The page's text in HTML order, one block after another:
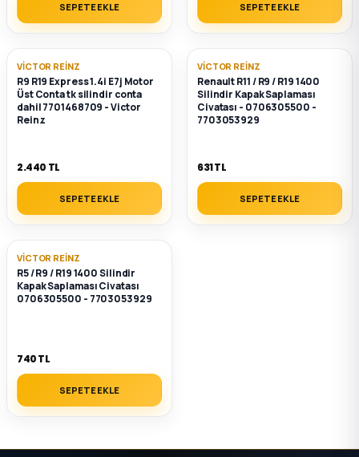
SEPETE EKLE SEPETE EKLE
VICTOR REINZ
R9 R19 Express 1.4i E7j Motor
Üst Conta tk silindir conta
dahil 7701468709 - Victor
Reinz
2.440 TL
SEPETE EKLE
VICTOR REINZ
Renault R11 / R9 / R19 1400
Silindir Kapak Saplaması
Civatası - 0706305500 -
7703053929
631 TL
SEPETE EKLE
VICTOR REINZ
R5 / R9 / R19 1400 Silindir
Kapak Saplaması Civatası
0706305500 - 7703053929
740 TL
SEPETE EKLE